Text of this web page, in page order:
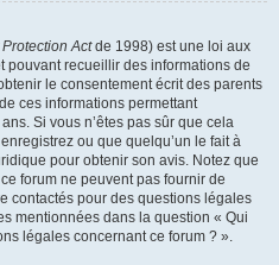
Actde 1998) est une loi aux
pouvant recueillir des informations de
le consentement écrit des parents
ces informations permettant
Si vous n’êtes pas sûr que cela
ou que quelqu’un le fait à
pour obtenir son avis. Notez que
forum ne peuvent pas fournir de
contactés pour des questions légales
mentionnées dans la question « Qui
légales concernant ce forum ? ».